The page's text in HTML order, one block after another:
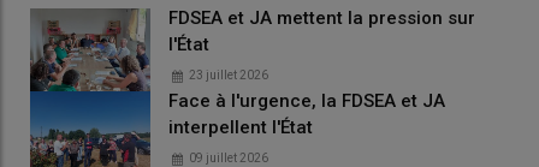
FDSEA et JA mettent la pression sur
l'État
23 juillet 2026
Face à l'urgence, la FDSEA et JA
interpellent l'État
09 juillet 2026